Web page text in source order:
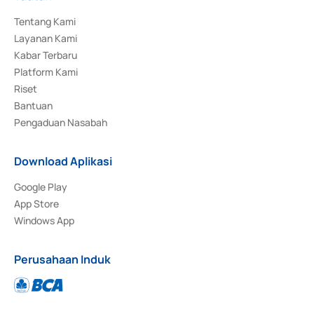
Tentang Kami
Layanan Kami
Kabar Terbaru
Platform Kami
Riset
Bantuan
Pengaduan Nasabah
Download Aplikasi
Google Play
App Store
Windows App
Perusahaan Induk